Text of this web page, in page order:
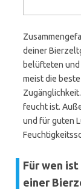
deiner
belüfteten und
meist die
feucht ist.
und für guten
Für wen
einer